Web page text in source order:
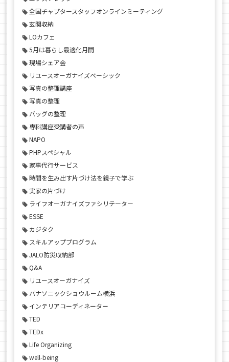
全国チャプタースタッフオンラインミーティング
玄関収納
LOカフェ
5月は暮らし最適化月間
現場シェア会
リユースオーガナイズベーシック
写真の整理講座
写真の整理
バッグの整理
専科講座受講者の声
NAPO
PHPスペシャル
家事代行サービス
時間を生み出す片づけ法を親子で学ぶ
実家の片づけ
ライフオーガナイズファシリテーター
ESSE
カジタク
スキルアッププログラム
JALO防災収納部
Q&A
リユースオーガナイズ
パナソニックショウルーム横浜
インテリアコーディネーター
TED
TEDx
Life Organizing
well-being